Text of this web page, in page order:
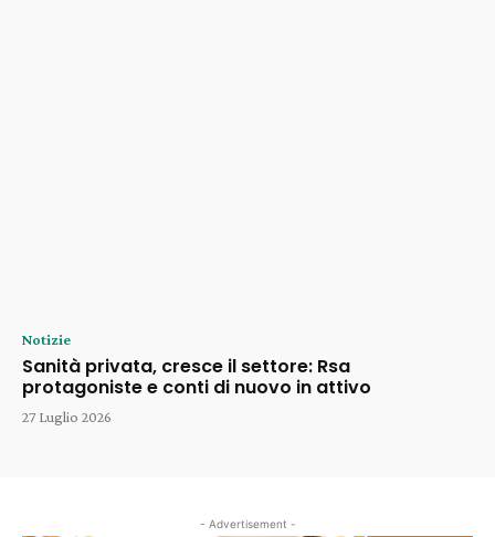
Notizie
Sanità privata, cresce il settore: Rsa
protagoniste e conti di nuovo in attivo
27 Luglio 2026
- Advertisement -